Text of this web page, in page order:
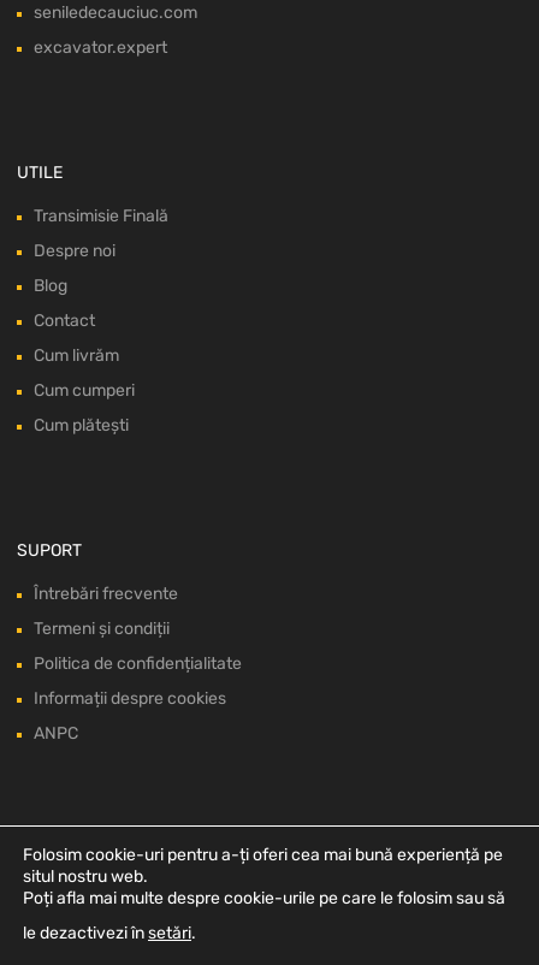
seniledecauciuc.com
excavator.expert
UTILE
Transimisie Finală
Despre noi
Blog
Contact
Cum livrăm
Cum cumperi
Cum plătești
SUPORT
Întrebări frecvente
Termeni și condiții
Politica de confidențialitate
Informații despre cookies
ANPC
Folosim cookie-uri pentru a-ți oferi cea mai bună experiență pe
situl nostru web.
Poți afla mai multe despre cookie-urile pe care le folosim sau să
le dezactivezi însetări.